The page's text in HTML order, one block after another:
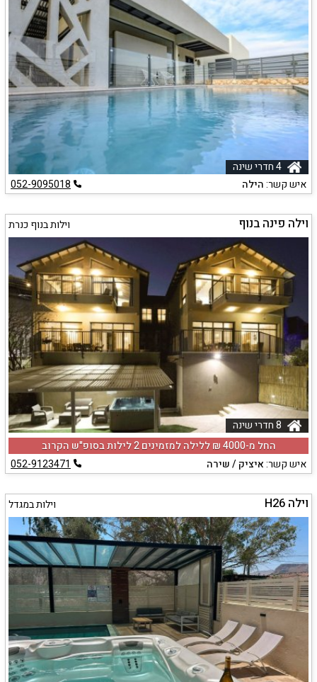
איש קשר:הילה 052-9095018
וילה פינה בנוף וילות בנוף כנרת
החל מ-‏4000 ₪ ללילה למזמינים 2 לילות בסופ"ש הקרוב
איש קשר:איציק / שירה 052-9123471
וילה H26 וילות במגדל